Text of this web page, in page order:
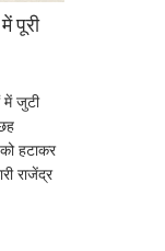
पूरी
में जुटी
हटाकर
राजेंद्र